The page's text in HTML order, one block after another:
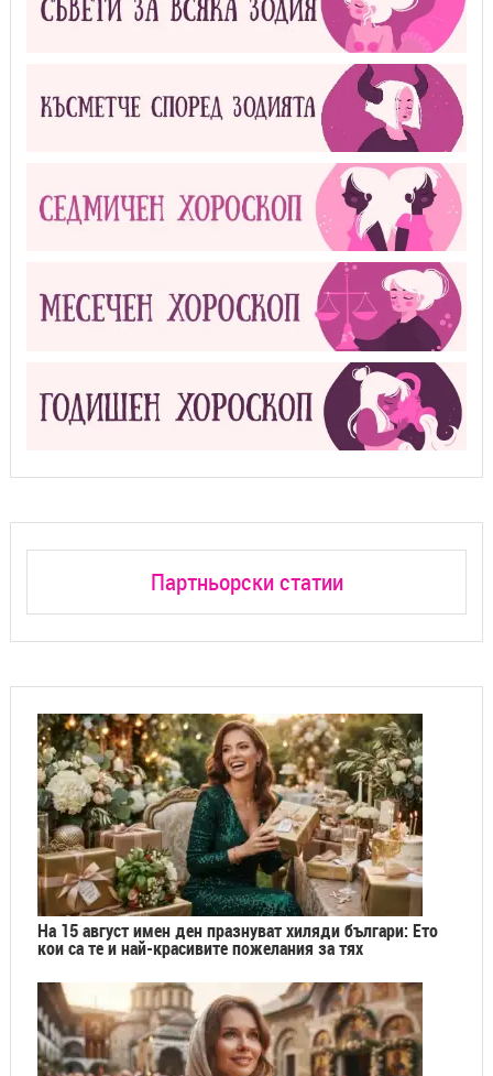
Партньорски статии
На 15 август имен ден празнуват хиляди българи: Ето
кои са те и най-красивите пожелания за тях